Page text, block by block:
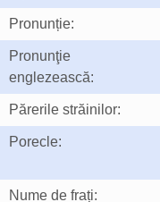
Pronunție:
Pronunţie
englezească:
Părerile străinilor:
Porecle:
Nume de frați: